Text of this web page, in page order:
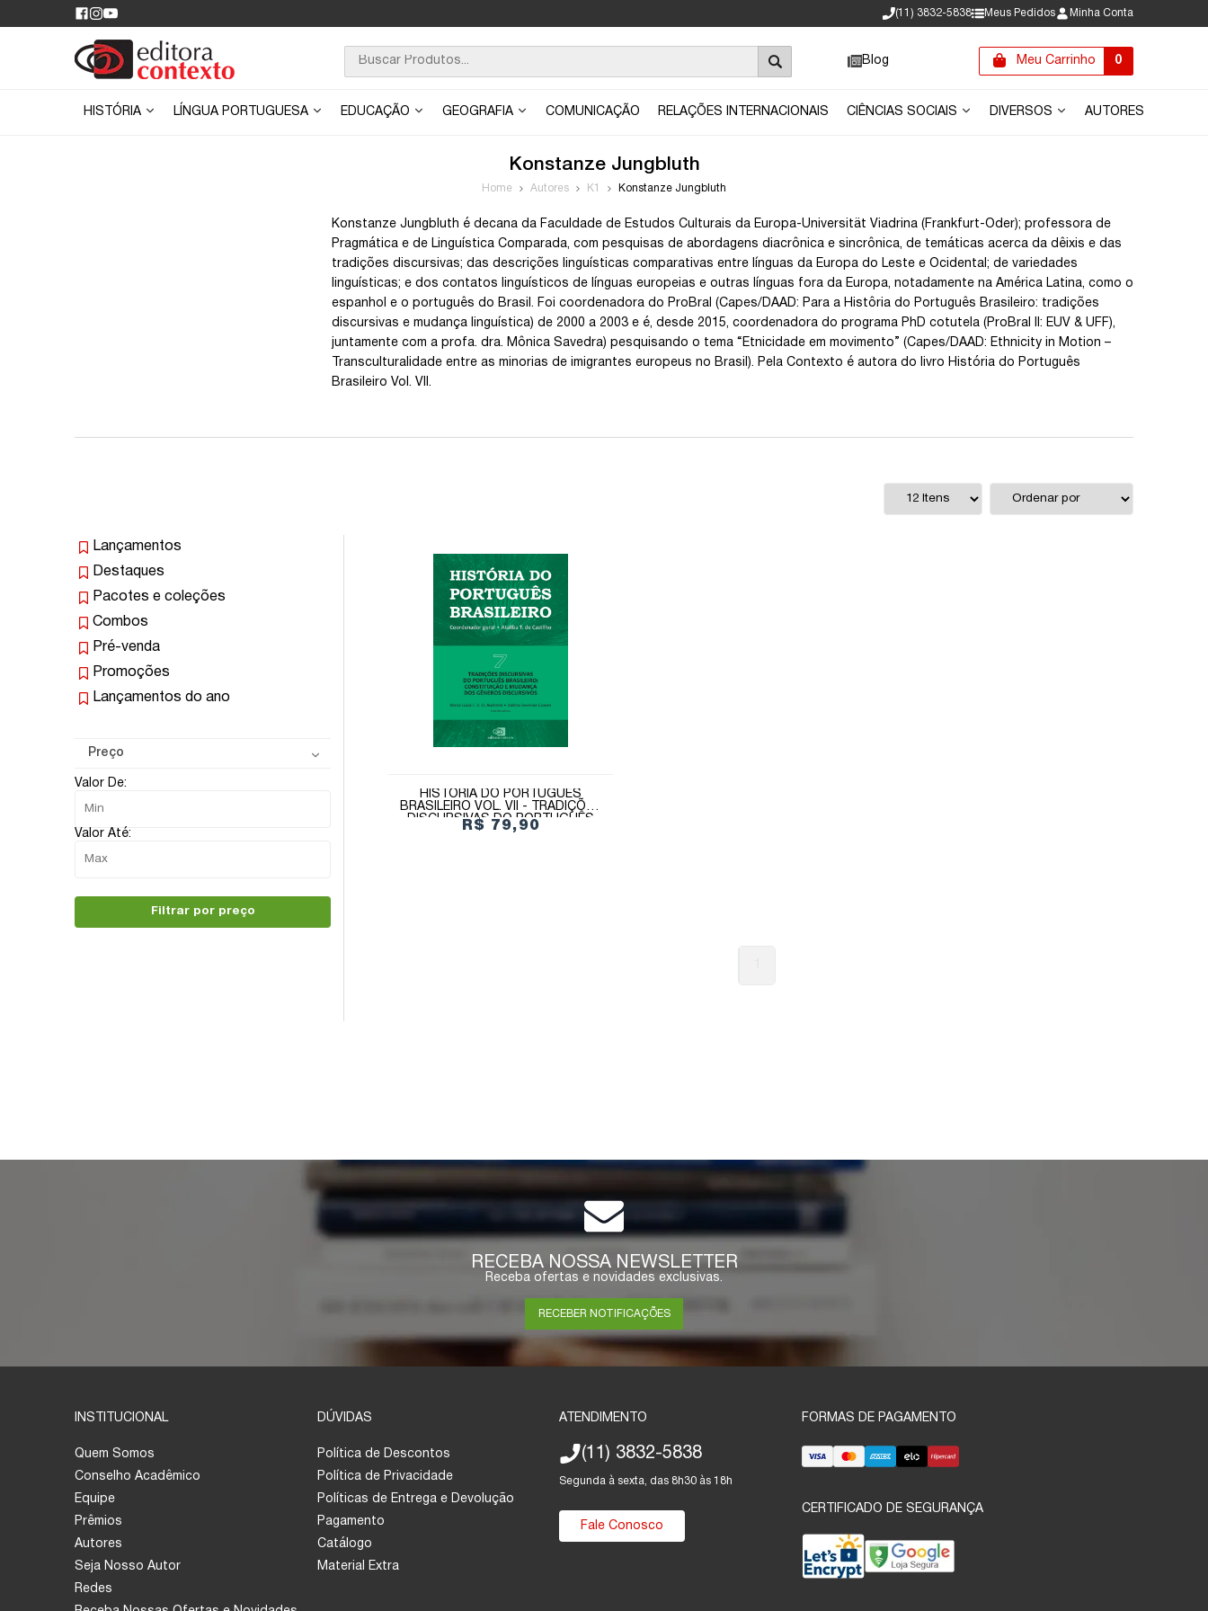
(11) 3832-5838 Meus Pedidos Minha Conta
Blog Meu Carrinho 0
HISTÓRIA LÍNGUA PORTUGUESA EDUCAÇÃO GEOGRAFIA COMUNICAÇÃO RELAÇÕES INTERNACIONAIS CIÊNCIAS SOCIAIS DIVERSOS AUTORES
Konstanze Jungbluth
Home Autores K1 Konstanze Jungbluth
Konstanze Jungbluth é decana da Faculdade de Estudos Culturais da Europa-Universität Viadrina (Frankfurt-Oder); professora de
Pragmática e de Linguística Comparada, com pesquisas de abordagens diacrônica e sincrônica, de temáticas acerca da dêixis e das
tradições discursivas; das descrições linguísticas comparativas entre línguas da Europa do Leste e Ocidental; de variedades
linguísticas; e dos contatos linguísticos de línguas europeias e outras línguas fora da Europa, notadamente na América Latina, como o
espanhol e o português do Brasil. Foi coordenadora do ProBral (Capes/DAAD: Para a Histôria do Português Brasileiro: tradições
discursivas e mudança linguística) de 2000 a 2003 e é, desde 2015, coordenadora do programa PhD cotutela (ProBral II: EUV & UFF),
juntamente com a profa. dra. Mônica Savedra) pesquisando o tema “Etnicidade em movimento” (Capes/DAAD: Ethnicity in Motion –
Transculturalidade entre as minorias de imigrantes europeus no Brasil). Pela Contexto é autora do livro História do Português
Brasileiro Vol. VII.
Lançamentos
Destaques
Pacotes e coleções
Combos
Pré-venda
Promoções
Lançamentos do ano
Preço
Valor De:
Valor Até:
Filtrar por preço
HISTÓRIA DO PORTUGUÊS
BRASILEIRO VOL. VII - TRADIÇÕES
DISCURSIVAS DO PORTUGUÊS
BRASILEIRO: CONSTITUIÇÃO E
R$ 79,90
RECEBA NOSSA NEWSLETTER
Receba ofertas e novidades exclusivas.
RECEBER NOTIFICAÇÕES
INSTITUCIONAL
Quem Somos
Conselho Acadêmico
Equipe
Prêmios
Autores
Seja Nosso Autor
Redes
DÚVIDAS
Política de Descontos
Política de Privacidade
Políticas de Entrega e Devolução
Pagamento
Catálogo
Material Extra
ATENDIMENTO
(11) 3832-5838
Segunda à sexta, das 8h30 às 18h
Fale Conosco
FORMAS DE PAGAMENTO
CERTIFICADO DE SEGURANÇA